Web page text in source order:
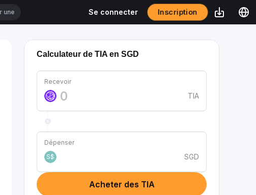
Se connecter Inscription
Calculateur de TIA en SGD
Recevoir
TIA
Dépenser
S$
SGD
Acheter des TIA